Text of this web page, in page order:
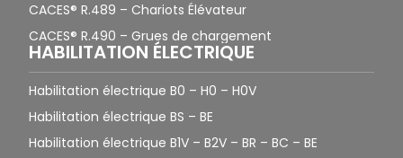
CACES® R.489 – Chariots Élévateur
CACES® R.490 – Grues de chargement
HABILITATION ÉLECTRIQUE
Habilitation électrique B0 – H0 – H0V
Habilitation électrique BS – BE
Habilitation électrique B1V – B2V – BR – BC – BE